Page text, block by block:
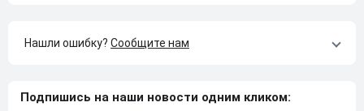
Нашли ошибку? Сообщите нам
Подпишись на наши новости одним кликом: